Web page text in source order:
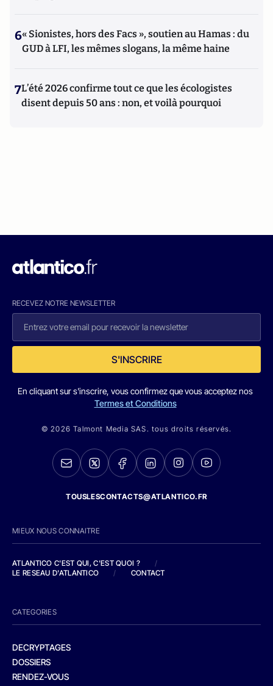
6« Sionistes, hors des Facs », soutien au Hamas : du
GUD à LFI, les mêmes slogans, la même haine
7L’été 2026 confirme tout ce que les écologistes
disent depuis 50 ans : non, et voilà pourquoi
RECEVEZ NOTRE NEWSLETTER
S'INSCRIRE
En cliquant sur s'inscrire, vous confirmez que vous acceptez nos
Termes et Conditions
© 2026 Talmont Media SAS. tous droits réservés.
TOUSLESCONTACTS@ATLANTICO.FR
MIEUX NOUS CONNAITRE
ATLANTICO C'EST QUI, C'EST QUOI ?
/
LE RESEAU D'ATLANTICO
/ CONTACT
CATEGORIES
DECRYPTAGES
DOSSIERS
RENDEZ-VOUS